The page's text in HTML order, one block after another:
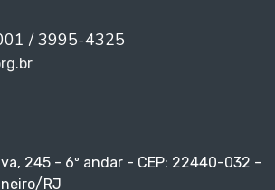
/ 3995-4325
245 - 6º andar - CEP: 22440-032 –
RJ